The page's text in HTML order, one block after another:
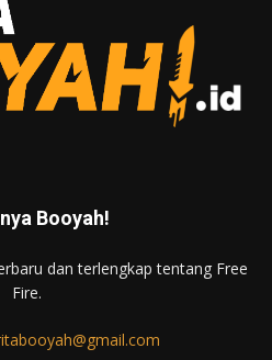
Booyah!
dan terlengkap tentang Free
Fire.